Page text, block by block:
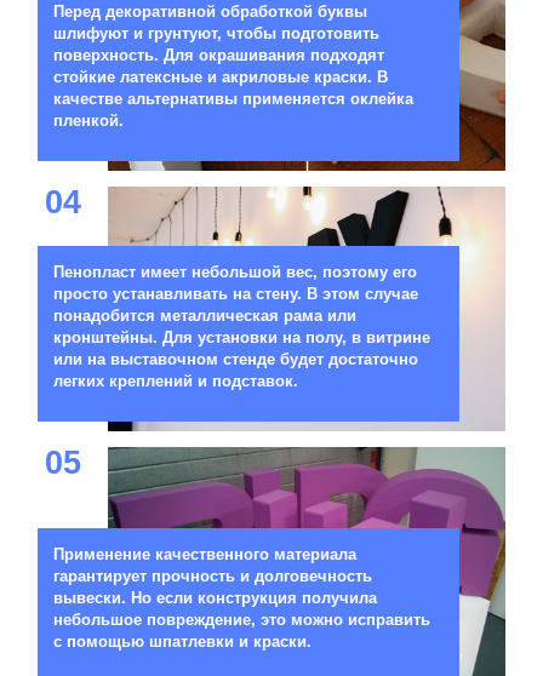
Перед декоративной обработкой буквы
шлифуют и грунтуют, чтобы подготовить
поверхность. Для окрашивания подходят
стойкие латексные и акриловые краски. В
качестве альтернативы применяется оклейка
пленкой.
04
Пенопласт имеет небольшой вес, поэтому его
просто устанавливать на стену. В этом случае
понадобится металлическая рама или
кронштейны. Для установки на полу, в витрине
или на выставочном стенде будет достаточно
легких креплений и подставок.
05
Применение качественного материала
гарантирует прочность и долговечность
вывески. Но если конструкция получила
небольшое повреждение, это можно исправить
с помощью шпатлевки и краски.